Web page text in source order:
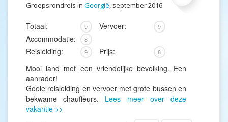
Groepsrondreis in Georgië, september 2016
Totaal: 9 Vervoer: 9
Accommodatie: 8
Reisleiding: 9 Prijs: 8
Mooi land met een vriendelijke bevolking. Een
aanrader!
Goeie reisleiding en vervoer met grote bussen en
bekwame chauffeurs. Lees meer over deze
vakantie >>